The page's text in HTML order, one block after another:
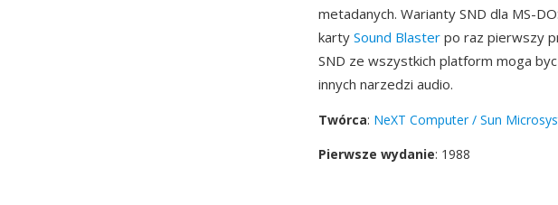
metadanych. Warianty SND dla MS-
karty Sound Blaster po raz pierwszy
SND ze wszystkich platform moga
innych narzedzi audio.
Twórca: NeXT Computer / Sun
Pierwsze wydanie: 1988